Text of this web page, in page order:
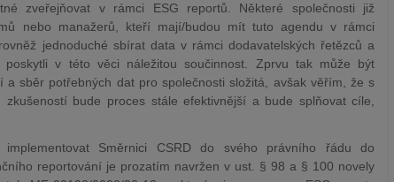
zveřejňovat v rámci ESG reportů. Některé společnosti již
nebo manažerů, kteří mají/budou mít tuto agendu v rámci
jednoduché sbírat data v rámci dodavatelských řetězců a
poskytli v této věci náležitou součinnost. Zprvu tak může být
a sběr potřebných dat pro společnosti složitá, avšak věřím, že s
bude proces stále efektivnější a bude splňovat cíle,
Směrnici CSRD do svého právního řádu do
reportování je prozatím navržen v ust. § 98 a § 100 novely